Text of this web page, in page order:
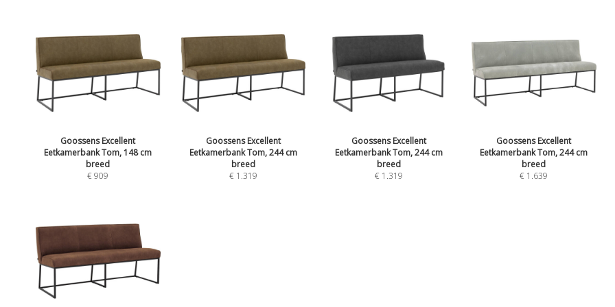
Goossens Excellent
Eetkamerbank Tom, 148 cm
breed
€ 909
Goossens Excellent
Eetkamerbank Tom, 244 cm
breed
€ 1.319
Goossens Excellent
Eetkamerbank Tom, 244 cm
breed
€ 1.319
Goossens Excellent
Eetkamerbank Tom, 244 cm
breed
€ 1.639